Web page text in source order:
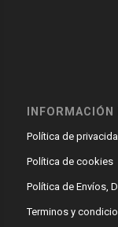
INFORMACIÓN
Política de
Política de cookies
Política de Envíos,
Terminos y